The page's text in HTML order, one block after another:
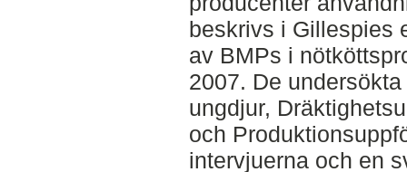
beskrivs i Gillespies
av BMPs i
2007. De
ungdjur,
och
intervjuerna och en